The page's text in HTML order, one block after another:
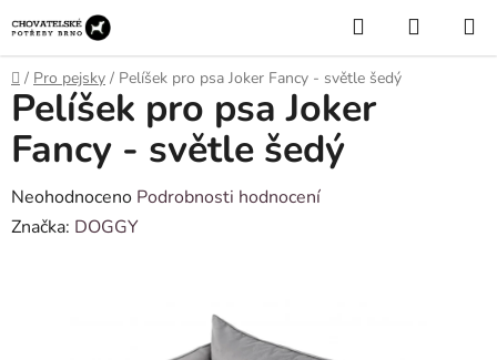
na
obsah
Hledat
KOŠÍK
Domů
/ Pro pejsky / Pelíšek pro psa Joker Fancy - světle šedý
Pelíšek pro psa Joker
Fancy - světle šedý
Průměrné
hodnocení
Neohodnoceno Podrobnosti hodnocení
Značka: DOGGY